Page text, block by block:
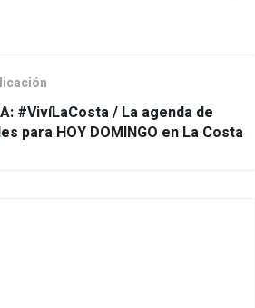
#VivíLaCosta / La agenda de
para HOY DOMINGO en La Costa